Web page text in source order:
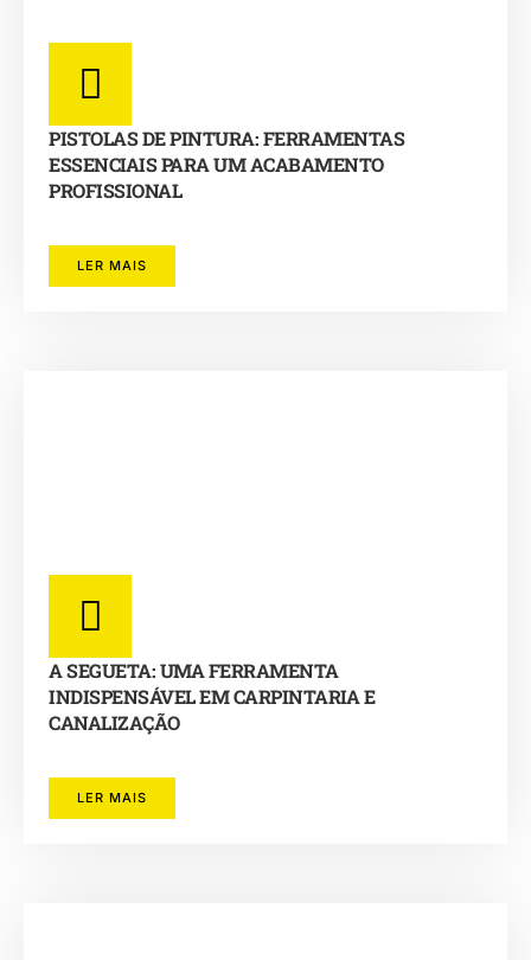
PISTOLAS DE PINTURA: FERRAMENTAS
ESSENCIAIS PARA UM ACABAMENTO
PROFISSIONAL
LER MAIS
A SEGUETA: UMA FERRAMENTA
INDISPENSÁVEL EM CARPINTARIA E
CANALIZAÇÃO
LER MAIS